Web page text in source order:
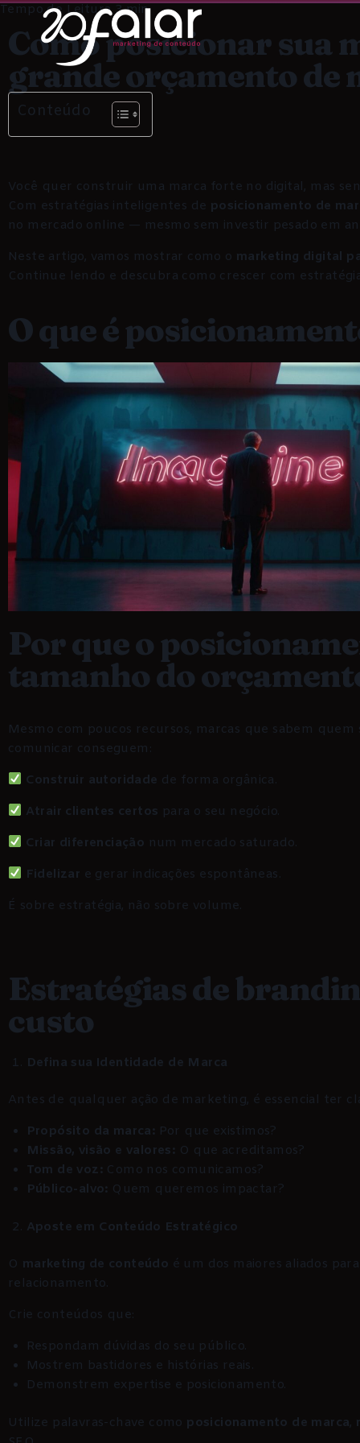
Como posicionar sua
grande orçamento de
Conteúdo
Você quer construir uma marca forte no digital, mas
Com estratégias inteligentes de posicionamento de
no mercado online — mesmo sem investir pesado em
Neste artigo, vamos mostrar como o marketing digital
Continue lendo e descubra como crescer com
O que é
Por que o
tamanho do
Mesmo com poucos recursos, marcas que sabem quem
comunicar conseguem:
Construir autoridade de forma orgânica.
Atrair clientes certos para o seu negócio.
Criar diferenciação num mercado saturado.
Fidelizar e gerar indicações espontâneas.
É sobre estratégia, não sobre volume.
Estratégias de
custo
Defina sua Identidade de Marca
Antes de qualquer ação de marketing, é essencial ter
Propósito da marca: Por que existimos?
Missão, visão e valores: O que acreditamos?
Tom de voz: Como nos comunicamos?
Público-alvo: Quem queremos impactar?
Aposte em Conteúdo Estratégico
O marketing de conteúdo é um dos maiores aliados
relacionamento.
Crie conteúdos que:
Respondam dúvidas do seu público.
Mostrem bastidores e histórias reais.
Demonstrem expertise e posicionamento.
Utilize palavras-chave como posicionamento de marca,